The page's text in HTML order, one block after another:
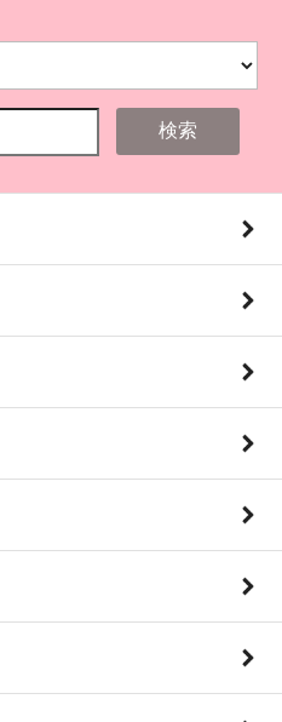
検索